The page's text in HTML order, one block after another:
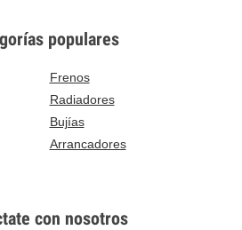
populares
Frenos
Radiadores
Bujías
Arrancadores
con nosotros